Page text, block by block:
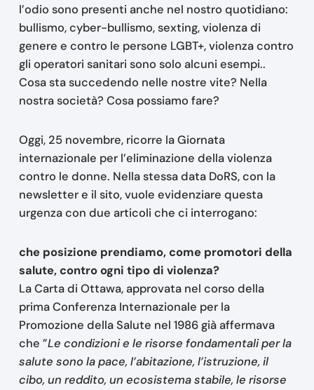
l’odio sono presenti anche nel nostro quotidiano:
bullismo, cyber-bullismo, sexting, violenza di
genere e contro le persone LGBT+, violenza contro
gli operatori sanitari sono solo alcuni esempi..
Cosa sta succedendo nelle nostre vite? Nella
nostra società? Cosa possiamo fare?
Oggi, 25 novembre, ricorre la Giornata
internazionale per l’eliminazione della violenza
contro le donne. Nella stessa data DoRS, con la
newsletter e il sito, vuole evidenziare questa
urgenza con due articoli che ci interrogano:
che posizione prendiamo, come promotori della
salute, contro ogni tipo di violenza?
La Carta di Ottawa, approvata nel corso della
prima Conferenza Internazionale per la
Promozione della Salute nel 1986 già affermava
che ”Le condizioni e le risorse fondamentali per la
salute sono la pace, l’abitazione, l’istruzione, il
cibo, un reddito, un ecosistema stabile, le risorse